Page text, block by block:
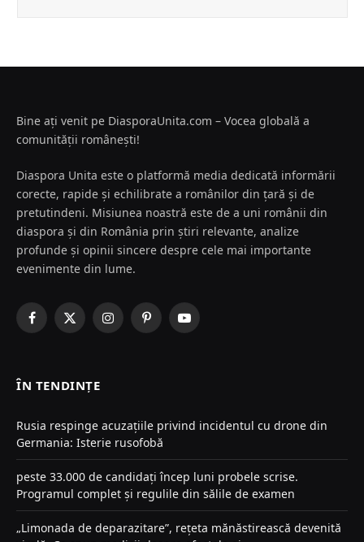
Bine ați venit pe DiasporaUnita.com – Vocea globală a
comunității românești!
Diaspora Unita este o platformă media dedicată informării
corecte, rapide și echilibrate a românilor din țară și de
pretutindeni. Misiunea noastră este de a uni românii din
diaspora și din România prin știri relevante, analize
profunde și opinii sincere despre cele mai importante
evenimente din lume.
Facebook
X
InstagramPinterestYouTube
ÎN TENDINȚE
Rusia respinge acuzațiile privind incidentul cu drone din
Germania: Isterie rusofobă
peste 33.000 de candidați încep luni probele scrise.
Programul complet și regulile din sălile de examen
„Limonada de deparazitare”, rețeta mănăstirească devenită